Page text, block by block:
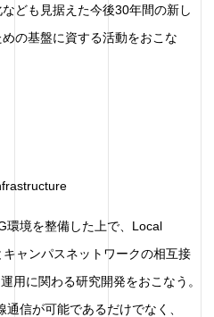
ども見据えた今後30年間の新し
の基盤に資する活動をおこな
環境を整備した上で、Local
ャンパスネットワークの相互接
用に関わる研究開発をおこなう。
信が可能であるだけでなく、